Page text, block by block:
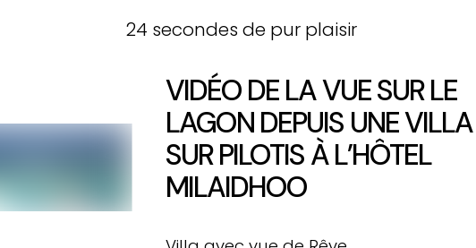
24 secondes de pur plaisir
VIDÉO DE LA VUE SUR LE
LAGON DEPUIS UNE VILLA
SUR PILOTIS À L’HÔTEL
MILAIDHOO